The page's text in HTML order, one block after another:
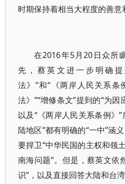
时期保持着相当大程度的善意
在2016年5月20日众所
先，蔡英文进一步明确
法》”和“《两岸人民关系条
法》”“增修条文”提到的“为因
以及“《两岸人民关系条例》”
陆地区”都有明确的“一中”涵
要捍卫“中华民国的主权和领
南海问题”。但是，蔡英文依
识”，以及直接回答大陆和台